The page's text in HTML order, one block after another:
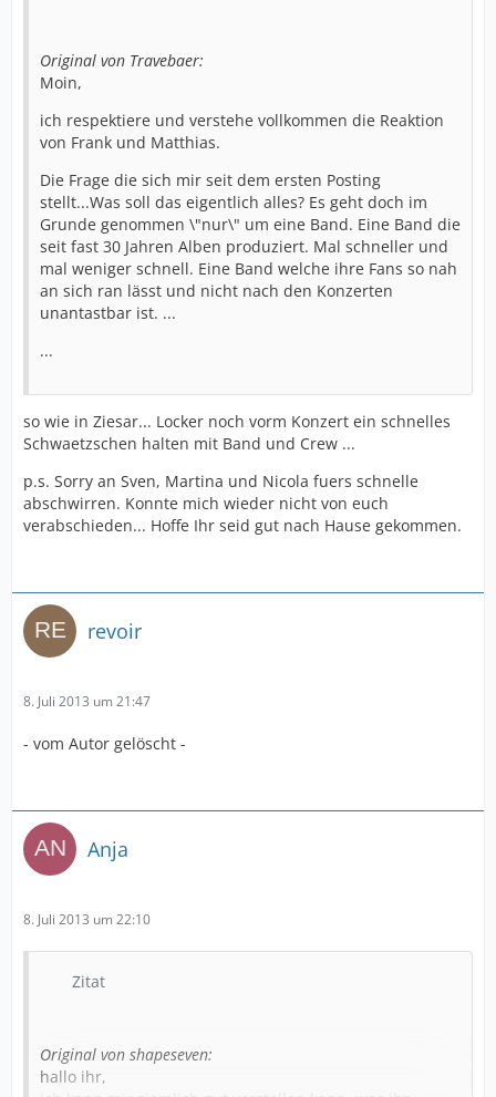
Original von Travebaer:
Moin,
ich respektiere und verstehe vollkommen die Reaktion
von Frank und Matthias.
Die Frage die sich mir seit dem ersten Posting
stellt...Was soll das eigentlich alles? Es geht doch im
Grunde genommen \"nur\" um eine Band. Eine Band die
seit fast 30 Jahren Alben produziert. Mal schneller und
mal weniger schnell. Eine Band welche ihre Fans so nah
an sich ran lässt und nicht nach den Konzerten
unantastbar ist. ...
...
so wie in Ziesar... Locker noch vorm Konzert ein schnelles
Schwaetzschen halten mit Band und Crew ...
p.s. Sorry an Sven, Martina und Nicola fuers schnelle
abschwirren. Konnte mich wieder nicht von euch
verabschieden... Hoffe Ihr seid gut nach Hause gekommen.
revoir
8. Juli 2013 um 21:47
- vom Autor gelöscht -
Anja
8. Juli 2013 um 22:10
Zitat
Original von shapeseven:
hallo ihr,